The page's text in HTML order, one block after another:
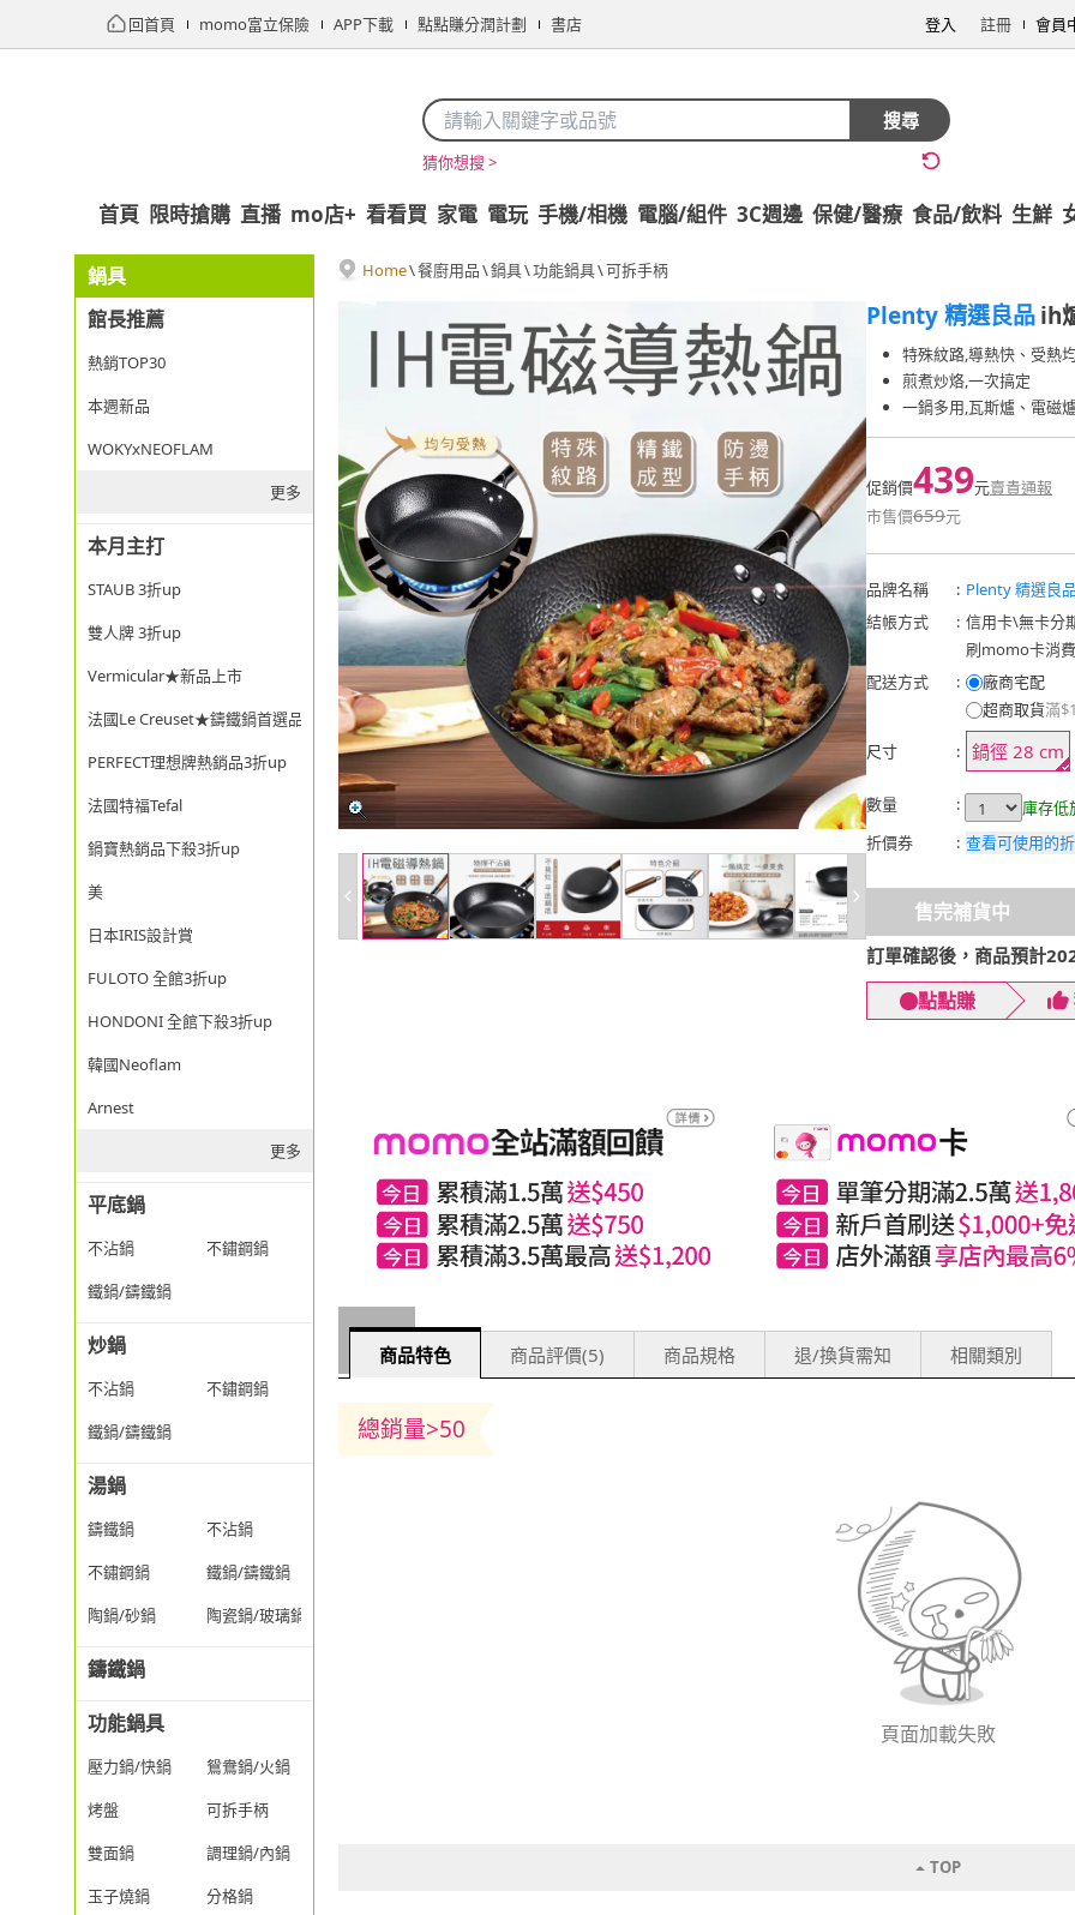
回首頁 momo富立保險 APP下載 點點賺分潤計劃 書店 登入 註冊 會員
搜尋
猜你想搜 >
首頁 限時搶購 直播 mo店+ 看看買 家電 電玩 手機/相機 電腦/組件 3C週邊 保健/醫療 食品/飲料 生鮮
鍋具
館長推薦
熱銷TOP30
本週新品
WOKYxNEOFLAM
更多
本月主打
STAUB 3折up
雙人牌 3折up
Vermicular★新品上市
法國Le Creuset★鑄鐵鍋首選品牌
PERFECT理想牌熱銷品3折up
法國特福Tefal
鍋寶熱銷品下殺3折up
美
日本IRIS設計賞
FULOTO 全館3折up
HONDONI 全館下殺3折up
韓國Neoflam
Arnest
更多
平底鍋
不沾鍋
不鏽鋼鍋
鐵鍋/鑄鐵鍋
炒鍋
不沾鍋
不鏽鋼鍋
鐵鍋/鑄鐵鍋
湯鍋
鑄鐵鍋
不沾鍋
不鏽鋼鍋
鐵鍋/鑄鐵鍋
陶鍋/砂鍋
陶瓷鍋/玻璃鍋/透明鍋
鑄鐵鍋
功能鍋具
壓力鍋/快鍋
鴛鴦鍋/火鍋
烤盤
可拆手柄
雙面鍋
調理鍋/內鍋
玉子燒鍋
分格鍋
Home\餐廚用品\鍋具\功能鍋具\可拆手柄
Plenty 精選良品ih
特殊紋路,導熱快、受熱
煎煮炒烙,一次搞定
一鍋多用,瓦斯爐、電磁
促銷價439元賣貴通報
市售價659元
品牌名稱 : Plenty 精選良品
結帳方式
: 信用卡\無卡分
刷momo卡消
配送方式
:
廠商宅配
超商取貨滿
尺寸
: 鍋徑 28 cm
數量 : 庫存低
折價券
: 查看可使用的
售完補貨中
訂單確認後，商品預計
點點賺
商品特色 商品評價(5) 商品規格 退/換貨需知 相關類別
總銷量>50
頁面加載失敗
TOP